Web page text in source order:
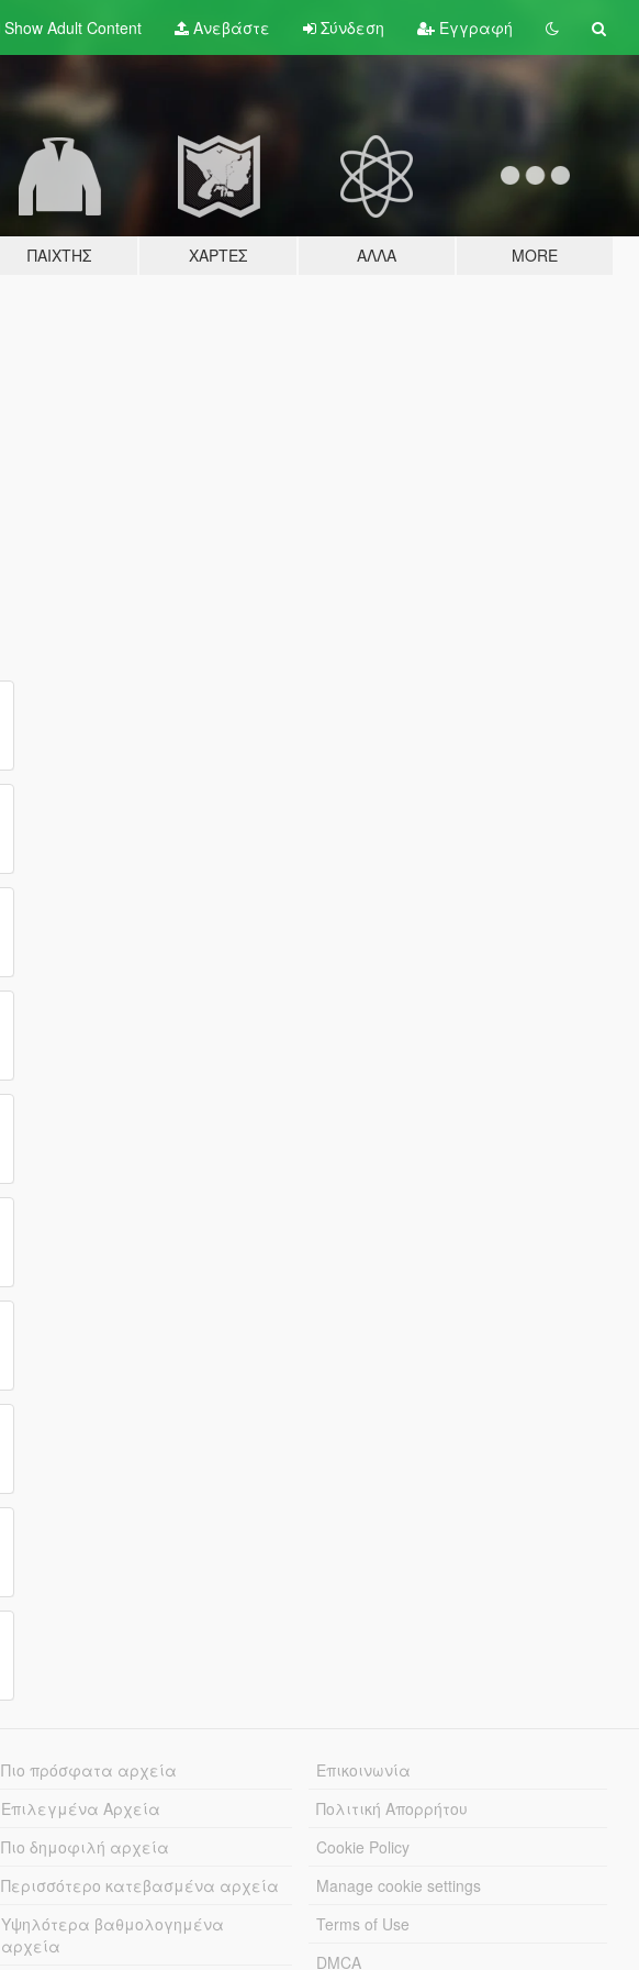
Show Adult Content Ανεβάστε Σύνδεση Εγγραφή
ΠΑΊΧΤΗΣ ΧΆΡΤΕΣ ΆΛΛΑ MORE
Πιο πρόσφατα αρχεία
Επιλεγμένα Αρχεία
Πιο δημοφιλή αρχεία
Περισσότερο κατεβασμένα αρχεία
Υψηλότερα βαθμολογημένα
αρχεία
Επικοινωνία
Πολιτική Απορρήτου
Cookie Policy
Manage cookie settings
Terms of Use
DMCA